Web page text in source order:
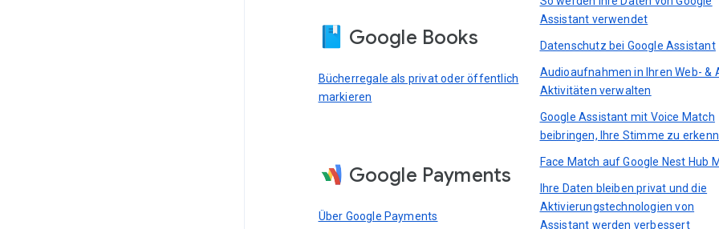
Google Books
Bücherregale als privat oder öffentlich
markieren
Google Payments
Über Google Payments
Assistant verwendet
Datenschutz bei Google Assistant
Audioaufnahmen in Ihren Web- &
Aktivitäten verwalten
Google Assistant mit Voice Match
beibringen, Ihre Stimme zu
Face Match auf Google Nest Hub
Ihre Daten bleiben privat und die
Aktivierungstechnologien von
Assistant werden verbessert